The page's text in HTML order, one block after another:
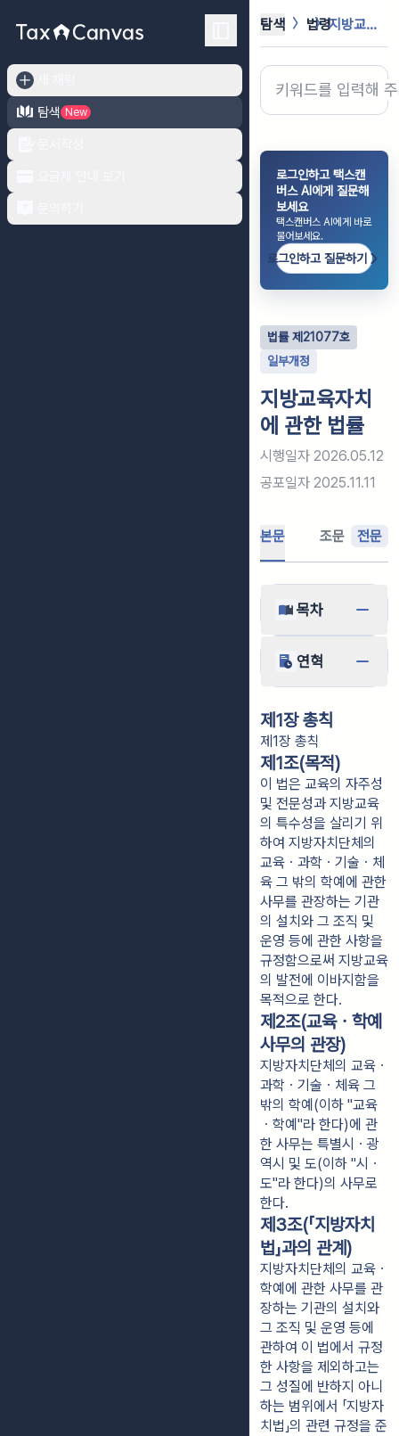
탐색
New
탐색 법령 지방교육자치에 관한 법률
로그인하고 택스캔
버스 AI에게 질문해
보세요
택스캔버스 AI에게 바로
물어보세요.
로그인하고 질문하기
법률제 21077호
일부개정
지방교육자치
에 관한 법률
시행일자 2026.05.12
공포일자 2025.11.11
본문 조문 전문
목차
연혁
제1장 총칙
제1장 총칙
제1조(목적)
이 법은 교육의 자주성
및 전문성과 지방교육
의 특수성을 살리기 위
하여 지방자치단체의
교육ㆍ과학ㆍ기술ㆍ체
육 그 밖의 학예에 관한
사무를 관장하는 기관
의 설치와 그 조직 및
운영 등에 관한 사항을
규정함으로써 지방교육
의 발전에 이바지함을
목적으로 한다.
제2조(교육ㆍ학예
사무의 관장)
지방자치단체의 교육ㆍ
과학ㆍ기술ㆍ체육 그
밖의 학예(이하 "교육
ㆍ학예"라 한다)에 관
한 사무는 특별시ㆍ광
역시 및 도(이하 "시ㆍ
도"라 한다)의 사무로
한다.
제3조(「지방자치
법」과의 관계)
지방자치단체의 교육ㆍ
학예에 관한 사무를 관
장하는 기관의 설치와
그 조직 및 운영 등에
관하여 이 법에서 규정
한 사항을 제외하고는
그 성질에 반하지 아니
하는 범위에서 「지방자
치법」의 관련 규정을 준